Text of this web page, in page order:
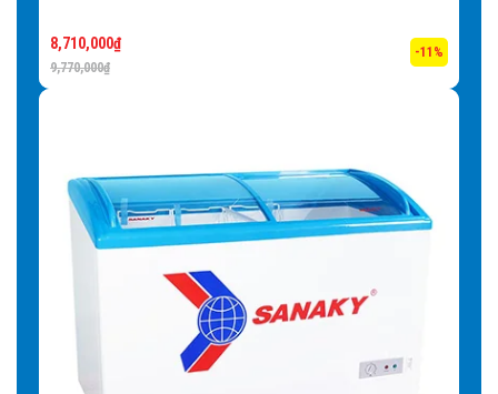
9,770,000₫
8,710,000₫
-11%